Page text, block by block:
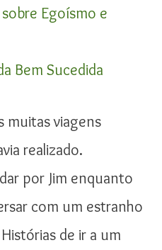
Egoísmo e
Bem Sucedida
muitas viagens
realizado.
por Jim enquanto
com um estranho
de ir a um